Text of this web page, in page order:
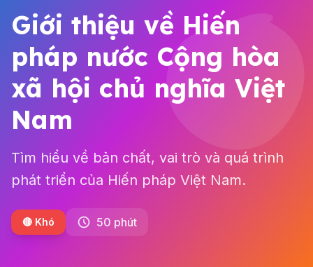
Giới thiệu về Hiến
pháp nước Cộng hòa
xã hội chủ nghĩa Việt
Nam
Tìm hiểu về bản chất, vai trò và quá trình
phát triển của Hiến pháp Việt Nam.
🔴 Khó 50 phút